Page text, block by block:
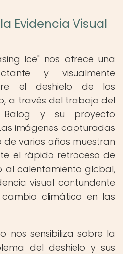
Evidencia Visual
Ice" nos ofrece una
y visualmente
el deshielo de los
a través del trabajo del
Balog y su proyecto
imágenes capturadas
varios años muestran
el rápido retroceso de
al calentamiento global,
visual contundente
climático en las
nos sensibiliza sobre la
del deshielo y sus